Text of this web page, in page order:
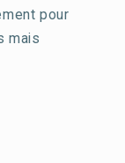
pour
mais